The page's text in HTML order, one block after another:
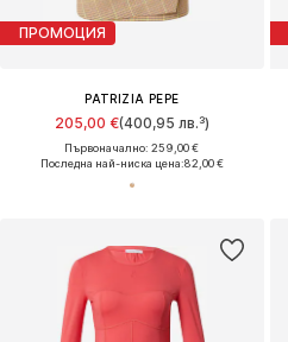
ПРОМОЦИЯ
PATRIZIA PEPE
205,00 €(400,95 лв.³)
Първоначално: 259,00 €
Последна най-ниска цена:82,00 €